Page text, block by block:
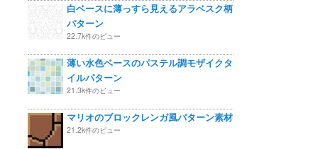
白ベースに薄っすら見えるアラベスク柄
パターン
22.7k件のビュー
薄い水色ベースのパステル調モザイクタ
イルパターン
21.3k件のビュー
マリオのブロックレンガ風パターン素材
21.2k件のビュー